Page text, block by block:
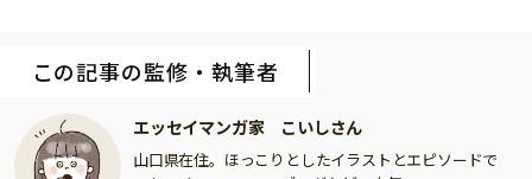
この記事の監修・執筆者
エッセイマンガ家 こいしさん
山口県在住。ほっこりとしたイラストとエピソードで